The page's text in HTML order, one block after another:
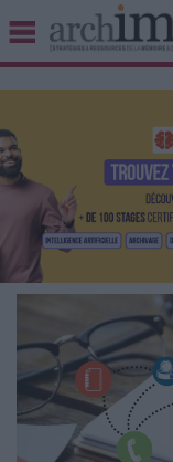
BIBLIOTHÈQUE
UNIVERS DATA
TRAVAIL
VIE NUMÉRIQUE
NUMÉRIQUE
LES DOSSIERS
LES NEWSLETTERS